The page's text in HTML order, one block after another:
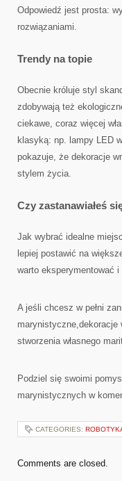
Odpowiedź jest prosta:
rozwiązaniami.
Trendy na topie
Obecnie króluje styl
zdobywają też
ciekawe, coraz więcej
klasyką: np. lampy LED
pokazuje, że dekoracje
stylem życia.
Czy zastanawiałeś
Jak wybrać idealne
lepiej postawić na
warto eksperymentować i
A jeśli chcesz w pełni
stworzenia własnego
Podziel się swoimi
marynistycznych w
CATEGORIES:
Comments are closed.